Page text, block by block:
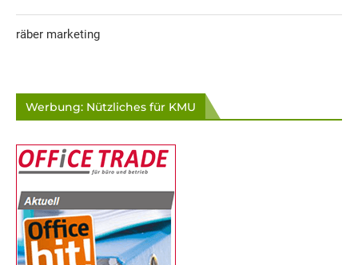
räber marketing
Werbung: Nützliches für KMU